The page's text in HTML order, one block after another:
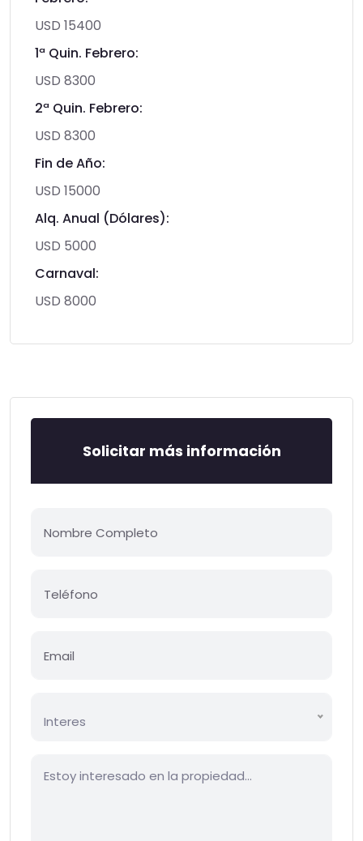
USD 15400
1ª Quin. Febrero:
USD 8300
2ª Quin. Febrero:
USD 8300
Fin de Año:
USD 15000
Alq. Anual (Dólares):
USD 5000
Carnaval:
USD 8000
Solicitar más información
Interes